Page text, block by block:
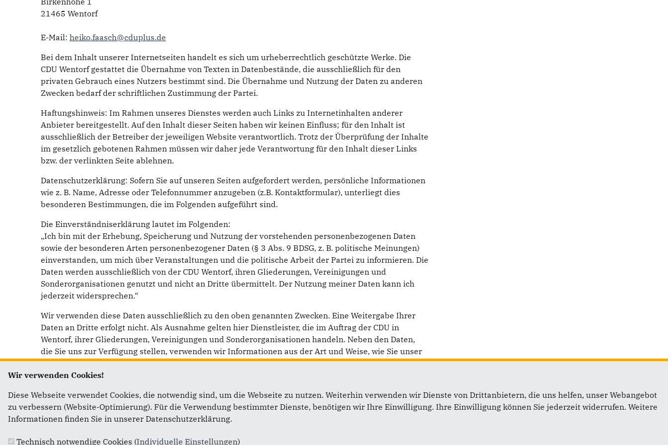
21465 Wentorf
E-Mail: heiko.faasch@cduplus.de
Bei dem Inhalt unserer Internetseiten handelt es sich um urheberrechtlich geschützte Werke. Die
CDU Wentorf gestattet die Übernahme von Texten in Datenbestände, die ausschließlich für den
privaten Gebrauch eines Nutzers bestimmt sind. Die Übernahme und Nutzung der Daten zu anderen
Zwecken bedarf der schriftlichen Zustimmung der Partei.
Haftungshinweis: Im Rahmen unseres Dienstes werden auch Links zu Internetinhalten anderer
Anbieter bereitgestellt. Auf den Inhalt dieser Seiten haben wir keinen Einfluss; für den Inhalt ist
ausschließlich der Betreiber der jeweiligen Website verantwortlich. Trotz der Überprüfung der Inhalte
im gesetzlich gebotenen Rahmen müssen wir daher jede Verantwortung für den Inhalt dieser Links
bzw. der verlinkten Seite ablehnen.
Datenschutzerklärung: Sofern Sie auf unseren Seiten aufgefordert werden, persönliche Informationen
wie z. B. Name, Adresse oder Telefonnummer anzugeben (z.B. Kontaktformular), unterliegt dies
besonderen Bestimmungen, die im Folgenden aufgeführt sind.
Die Einverständniserklärung lautet im Folgenden:
„Ich bin mit der Erhebung, Speicherung und Nutzung der vorstehenden personenbezogenen Daten
sowie der besonderen Arten personenbezogener Daten (§ 3 Abs. 9 BDSG, z. B. politische Meinungen)
einverstanden, um mich über Veranstaltungen und die politische Arbeit der Partei zu informieren. Die
Daten werden ausschließlich von der CDU Wentorf, ihren Gliederungen, Vereinigungen und
Sonderorganisationen genutzt und nicht an Dritte übermittelt. Der Nutzung meiner Daten kann ich
jederzeit widersprechen.“
Wir verwenden diese Daten ausschließlich zu den oben genannten Zwecken. Eine Weitergabe Ihrer
Daten an Dritte erfolgt nicht. Als Ausnahme gelten hier Dienstleister, die im Auftrag der CDU in
Wentorf, ihrer Gliederungen, Vereinigungen und Sonderorganisationen handeln. Neben den Daten,
die Sie uns zur Verfügung stellen, verwenden wir Informationen aus der Art und Weise, wie Sie unser
Angebot nutzten, um unser Angebot ständig zu optimieren und Sie möglichst schnell zu den
Informationen zu führen, die für Sie interessant sein könnten. Sollten Sie Ihre Zustimmung widerrufen
heiko.faasch@cduplus.demitteilen, damit wir Ihre Daten entsprechend sperren können.
Fotonachweise (soweit nicht anders angegeben): Dr. Harald Müller
Wir verwenden Cookies!
Diese Webseite verwendet Cookies, die notwendig sind, um die Webseite zu nutzen. Weiterhin verwenden wir Dienste von Drittanbietern, die uns helfen, unser Webangebot
zu verbessern (Website-Optimierung). Für die Verwendung bestimmter Dienste, benötigen wir Ihre Einwilligung. Ihre Einwilligung können Sie jederzeit widerrufen. Weitere
Informationen finden Sie in unserer Datenschutzerklärung.
Technisch notwendige Cookies (Individuelle Einstellungen)